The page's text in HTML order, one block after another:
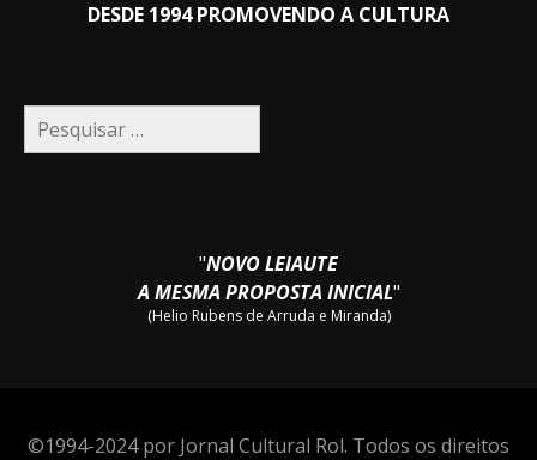
DESDE 1994 PROMOVENDO A CULTURA
Pesquisar
por:
"NOVO LEIAUTE
A MESMA PROPOSTA INICIAL"
(Helio Rubens de Arruda e Miranda)
©1994-2024 por Jornal Cultural Rol. Todos os direitos